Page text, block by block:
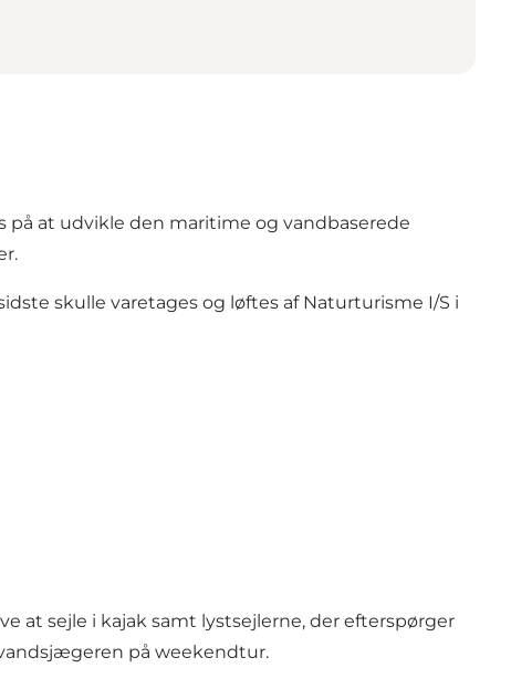
at udvikle den maritime og vandbaserede
skulle varetages og løftes af Naturturisme I/S i
at sejle i kajak samt lystsejlerne, der efterspørger
på weekendtur.